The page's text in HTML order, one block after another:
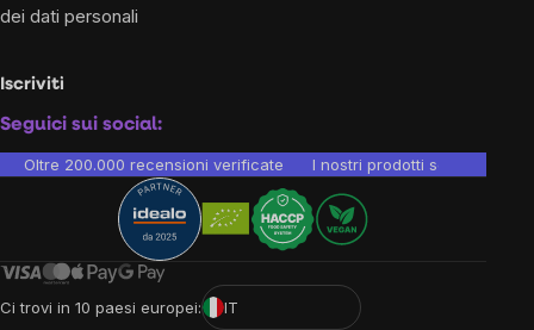
dei dati personali
Iscriviti
Seguici sui social:
Oltre 200.000 recensioni verificate I nostri prodotti sono testati
Ci trovi in 10 paesi europei:
IT